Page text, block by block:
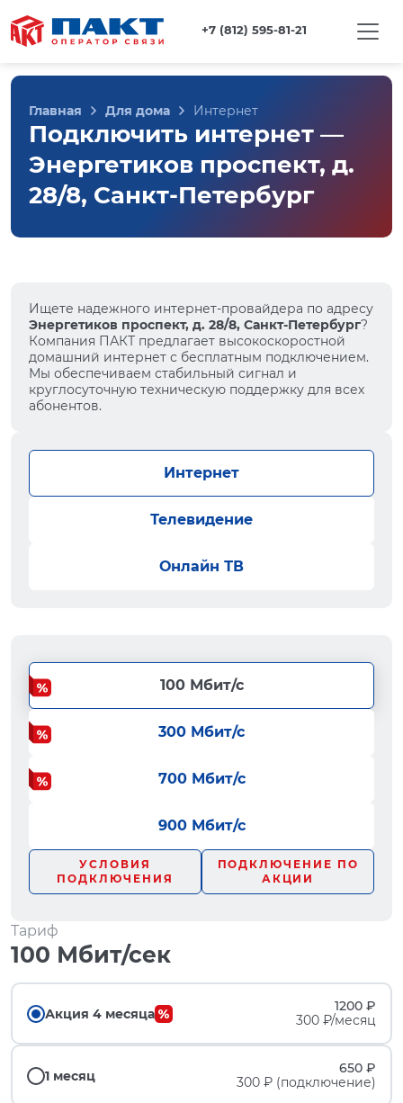
+7 (812) 595-81-21
Главная Для дома Интернет
Подключить интернет —
Энергетиков проспект, д.
28/8, Санкт-Петербург
Ищете надежного интернет-провайдера по адресу
Энергетиков проспект, д. 28/8, Санкт-Петербург?
Компания ПАКТ предлагает высокоскоростной
домашний интернет с бесплатным подключением.
Мы обеспечиваем стабильный сигнал и
круглосуточную техническую поддержку для всех
абонентов.
Интернет
Телевидение
Онлайн ТВ
100 Мбит/с
300 Мбит/с
700 Мбит/с
900 Мбит/с
УСЛОВИЯ
ПОДКЛЮЧЕНИЯ
ПОДКЛЮЧЕНИЕ ПО
АКЦИИ
Тариф
100 Мбит/сек
Акция 4 месяца
1200 ₽
300 ₽/месяц
1 месяц
650 ₽
300 ₽ (подключение)